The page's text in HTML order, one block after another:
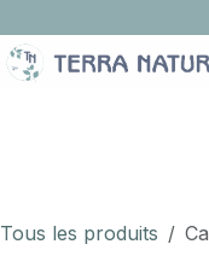
Tous les produits